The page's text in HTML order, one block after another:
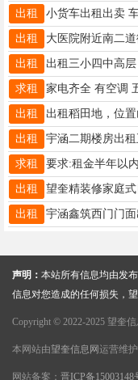
出租
出租
出租
求租 家电齐全 有空调
出租
出租
求租
出租
出租
声明： 本站所有信息均由发
信息对您造成的任何损失，
Copyright © 2022-2025 望奎
本网站由望奎信息网 运营维
网站备案： 晋ICP备15003148